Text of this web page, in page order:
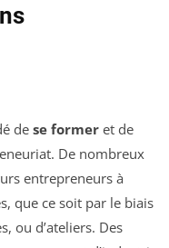
de se former et de
De nombreux
entrepreneurs à
que ce soit par le biais
ou d’ateliers. Des